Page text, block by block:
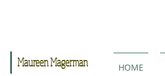
Maureen Magerman HOME